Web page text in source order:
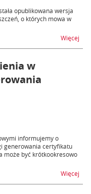
opublikowana wersja
o których mowa w
Więcej
w
informujemy o
generowania certyfikatu
może być krótkookresowo
Więcej